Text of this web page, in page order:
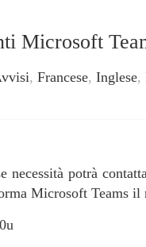
Microsoft
, Francese, Inglese,
necessità potrà
Microsoft Teams